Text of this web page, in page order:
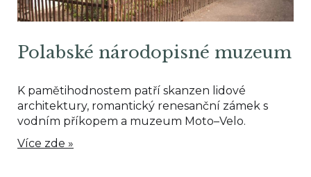
Polabské národopisné muzeum
K pamětihodnostem patří skanzen lidové
architektury, romantický renesanční zámek s
vodním příkopem a muzeum Moto–Velo.
Více zde »